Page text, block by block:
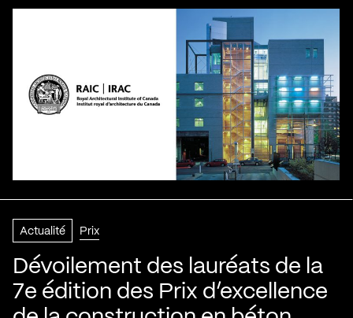
Actualité Prix
Dévoilement des lauréats de la
7e édition des Prix d’excellence